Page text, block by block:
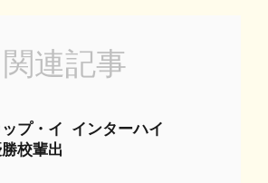
関連記事
プ・イ
校輩出
インターハイ